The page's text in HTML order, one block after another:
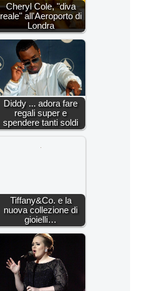
Cheryl Cole, "diva
reale" all'Aeroporto di
Londra
Diddy ... adora fare
regali super e
spendere tanti soldi
Tiffany&Co. e la
nuova collezione di
gioielli…